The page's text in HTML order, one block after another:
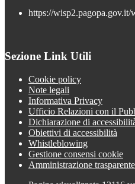
https://
Sezione Link Utili
Cookie policy
Note legali
Informativa Privacy
Ufficio Relazioni con il
Dichiarazione di
Obiettivi di accessibilità
Whistleblowing
Gestione consensi cookie
Amministrazione trasparente